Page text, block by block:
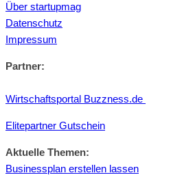
Über startupmag
Datenschutz
Impressum
Partner:
Wirtschaftsportal Buzzness.de
Elitepartner Gutschein
Aktuelle Themen:
Businessplan erstellen lassen